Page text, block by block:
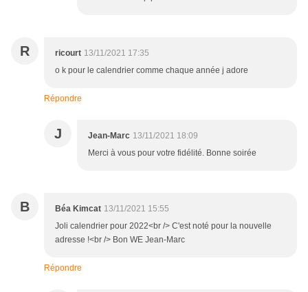
R ricourt 13/11/2021 17:35
o k pour le calendrier comme chaque année j adore
Répondre
J Jean-Marc 13/11/2021 18:09
Merci à vous pour votre fidélité. Bonne soirée
B Béa Kimcat 13/11/2021 15:55
Joli calendrier pour 2022<br /> C'est noté pour la nouvelle
adresse !<br /> Bon WE Jean-Marc
Répondre